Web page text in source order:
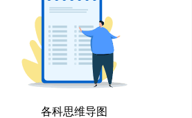
各科思维导图